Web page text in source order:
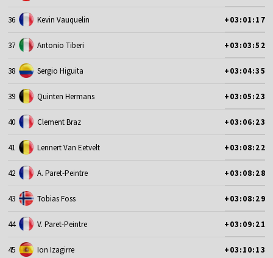
36 Kevin Vauquelin +03:01:17
37 Antonio Tiberi +03:03:52
38 Sergio Higuita +03:04:35
39 Quinten Hermans +03:05:23
40 Clement Braz +03:06:23
41 Lennert Van Eetvelt +03:08:22
42 A. Paret-Peintre +03:08:28
43 Tobias Foss +03:08:29
44 V. Paret-Peintre +03:09:21
45 Ion Izagirre +03:10:13